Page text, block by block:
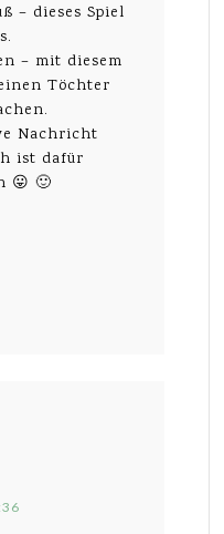
– dieses Spiel
– mit diesem
Töchter
Nachricht
ist dafür
😛 🙂